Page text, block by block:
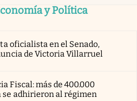
y Política
oficialista en el Senado,
de Victoria Villarruel
Fiscal: más de 400.000
se adhirieron al régimen